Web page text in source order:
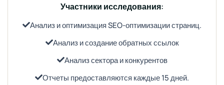
Участники исследования:
Анализ и оптимизация SEO-оптимизации страниц.
Анализ и создание обратных ссылок
Анализ сектора и конкурентов
Отчеты предоставляются каждые 15 дней.